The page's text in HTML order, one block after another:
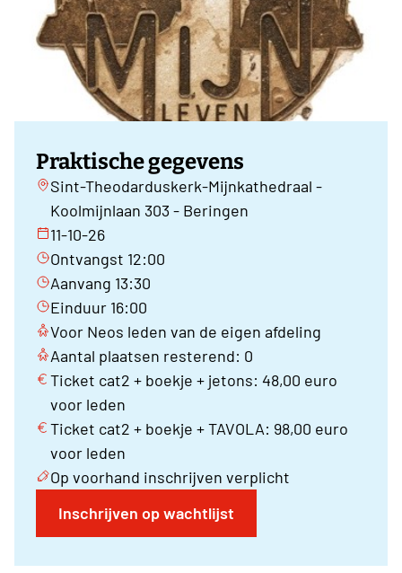
Praktische gegevens
Sint-Theodarduskerk-Mijnkathedraal -
Koolmijnlaan 303 - Beringen
11-10-26
Ontvangst 12:00
Aanvang 13:30
Einduur 16:00
Voor Neos leden van de eigen afdeling
Aantal plaatsen resterend: 0
Ticket cat2 + boekje + jetons: 48,00 euro
voor leden
Ticket cat2 + boekje + TAVOLA: 98,00 euro
voor leden
Op voorhand inschrijven verplicht
Inschrijven op wachtlijst